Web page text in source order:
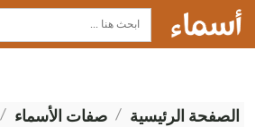
الصفحة الرئيسية صفات الأسماء